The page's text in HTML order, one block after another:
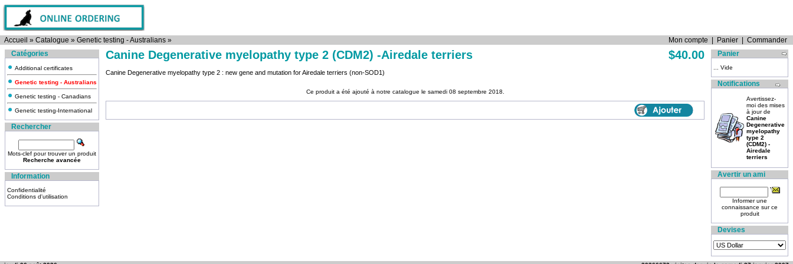
Accueil » Catalogue » Genetic testing - Australians » Mon compte Panier
Commander
Catégories
Additional certificates
Genetic testing - Australians
Genetic testing - Canadians
Genetic testing-International
Rechercher
Mots-clef pour trouver un produit
Recherche avancée
Information
Confidentialité
Conditions d'utilisation
Canine Degenerative myelopathy type 2 (CDM2) -Airedale terriers $40.00
Canine Degenerative myelopathy type 2 : new gene and mutation for Airedale terriers (non-SOD1)
Ce produit a été ajouté à notre catalogue le samedi 08 septembre 2018.
Panier
... Vide
Notifications
Avertissez-
moi des mises
à jour de
Canine
Degenerative
myelopathy
type 2
(CDM2) -
Airedale
terriers
Avertir un ami
Informer une
connaissance sur ce
produit
Devises